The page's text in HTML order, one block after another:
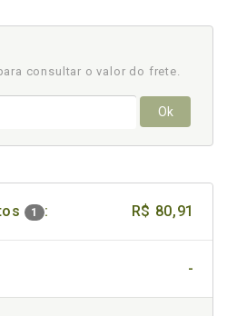
consultar o valor do frete.
Ok
1 : R$ 80,91
-